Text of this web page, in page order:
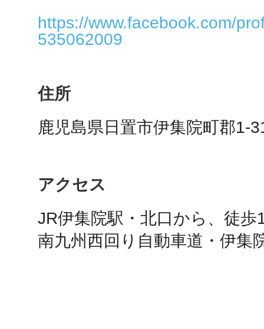
https://www.facebook.com/
535062009
住所
鹿児島県日置市伊集院町郡1-
アクセス
JR伊集院駅・北口から、徒歩
南九州西回り自動車道・伊集
多度津